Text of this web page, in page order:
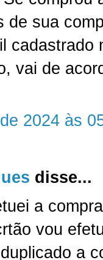
de sua
cadastrado
vai de
2024 às
disse...
a
vou
a